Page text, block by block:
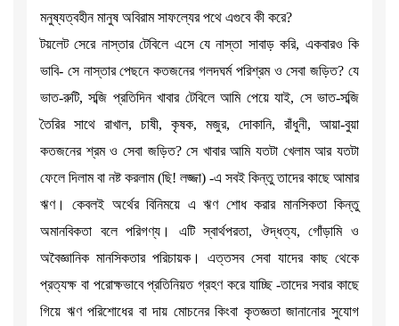
মনুষ্যত্বহীন মানুষ অবিরাম সাফল্যের পথে এগুবে কী করে?
টয়লেট সেরে নাস্তার টেবিলে এসে যে নাস্তা সাবাড় করি, একবারও কি
ভাবি- সে নাস্তার পেছনে কতজনের গলদঘর্ম পরিশ্রম ও সেবা জড়িত? যে
ভাত-রুটি, সব্জি প্রতিদিন খাবার টেবিলে আমি পেয়ে যাই, সে ভাত-সব্জি
তৈরির সাথে রাখাল, চাষী, কৃষক, মজুর, দোকানি, রাঁধুনী, আয়া-বুয়া
কতজনের শ্রম ও সেবা জড়িত? সে খাবার আমি যতটা খেলাম আর যতটা
ফেলে দিলাম বা নষ্ট করলাম (ছি! লজ্জা) -এ সবই কিন্তু তাদের কাছে আমার
ঋণ। কেবলই অর্থের বিনিময়ে এ ঋণ শোধ করার মানসিকতা কিন্তু
অমানবিকতা বলে পরিগণ্য। এটি স্বার্থপরতা, ঔদ্ধত্য, গোঁড়ামি ও
অবৈজ্ঞানিক মানসিকতার পরিচায়ক। এত্তসব সেবা যাদের কাছ থেকে
প্রত্যক্ষ বা পরোক্ষভাবে প্রতিনিয়ত গ্রহণ করে যাচ্ছি -তাদের সবার কাছে
গিয়ে ঋণ পরিশোধের বা দায় মোচনের কিংবা কৃতজ্ঞতা জানানোর সুযোগ